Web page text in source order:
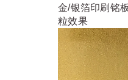
金/银箔印刷铭
粒效果